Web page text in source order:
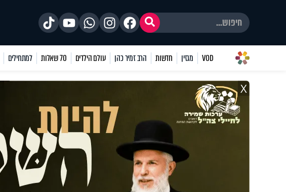
VOD מגזין חדשות הרב זמיר כהן עולם הילדים 70 שאלות למתחילים
X